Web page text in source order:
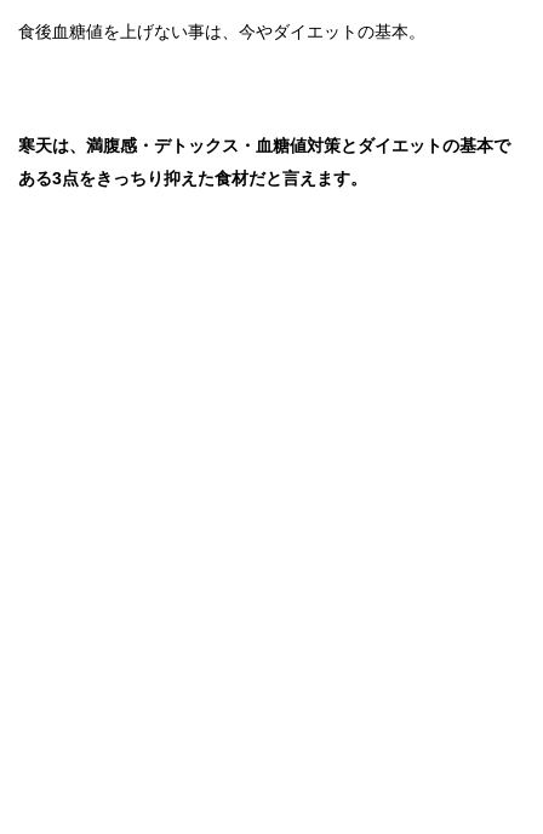
食後血糖値を上げない事は、今やダイエットの基本。
寒天は、満腹感・デトックス・血糖値対策とダイエットの基本で
ある3点をきっちり抑えた食材だと言えます。